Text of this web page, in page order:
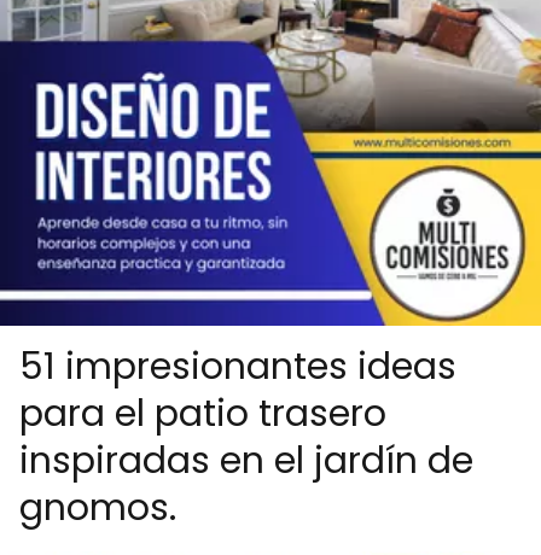
51 impresionantes ideas
para el patio trasero
inspiradas en el jardín de
gnomos.